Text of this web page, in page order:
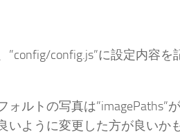
”config/config.js”に設定内容
ォルトの写真は”imagePaths”
いように変更した方が良いか